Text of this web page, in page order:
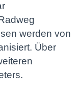
werden von
Über